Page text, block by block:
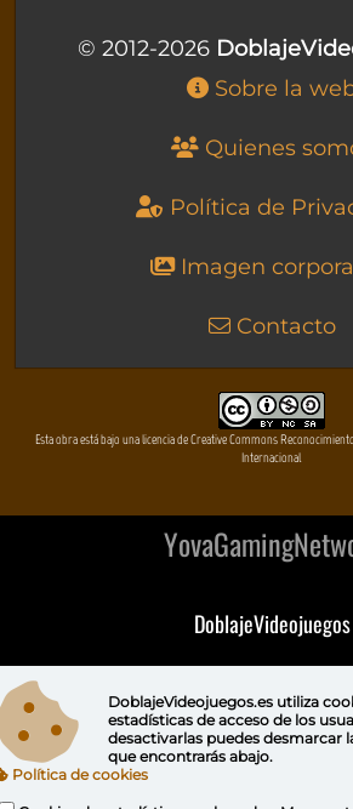
© 2012-2026
Sobre la
Quienes
Política de
Imagen
Contacto
Esta obra está bajo una licencia de Creative Commons
Internacional
DoblajeVideojuegos
DeVuego
DeVuego GAL
DoblajeVideojuegos.es utiliza
estadísticas de acceso de los
desactivarlas puedes desmarcar
que encontrarás abajo.
Política de cookies